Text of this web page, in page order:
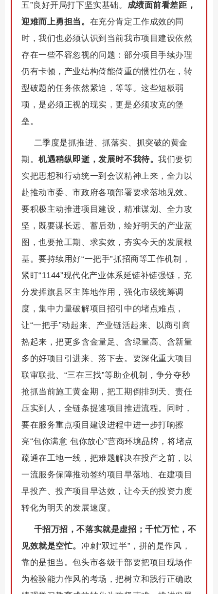
五”良好开局打下坚实基础。 成绩面前看差距，
迎难而上勇担当。 在充分肯定工作成效的同
时，我们也必须认识到当前我市项目建设依然
存在一些不容忽视的问题：部分项目手续办理
仍有卡顿，产业结构倚能倚重的惯性仍在，转
型破题的任务依然紧迫，等等。这些短板弱
项，是必须正视的现实，更是必须攻克的堡
垒。
二季度是抓推进、抓落实、抓突破的黄金
期。机遇稍纵即逝，发展时不我待。我们要切
实把思想和行动统一到会议精神上来，全力以
赴推动市委、市政府各项部署要求落地见效。
要积极主动推进项目建设，精准谋划、全力攻
坚，既要谋长远、蓄后劲，绘好明天的产业蓝
图，也要抢工期、求实效，夯实今天的发展根
基。要持续用好“一把手”抓招商等工作机制，
紧盯“1144”现代化产业体系延链补链强链，充
分发挥旗县区主阵地作用，强化市级统筹调
度，集中力量破解项目招引中的堵点难点，
让“一把手”动起来、产业链活起来、以商引商
热起来，把更多含金量足、含绿量高、含新量
多的好项目引进来、落下去。要深化重大项目
联审联批、“三在三找”等助企机制，争分夺秒
抢抓当前施工黄金期，把工期倒排到天、责任
压实到人，全链条提速项目推进流程。同时，
要在服务重点项目建设进程中进一步打响擦
亮“包你满意 包你放心”营商环境品牌，将堵点
疏通在工地一线，把难题解决在投产之前，以
一流服务保障推动签约项目早落地、在建项目
早投产、投产项目早达效，让今天的投资力度
转化为明天的发展速度。
千招万招，不落实就是虚招；千忙万忙，不
见效就是空忙。冲刺“双过半”，拼的是作风，
靠的是担当。包头市各级干部要把项目现场作
为检验能力作风的考场，把树立和践行正确政